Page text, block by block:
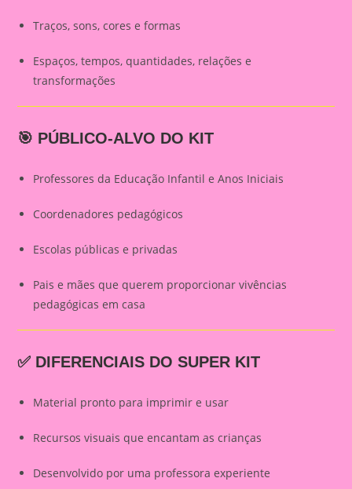
Traços, sons, cores e formas
Espaços, tempos, quantidades, relações e
transformações
🎯 PÚBLICO-ALVO DO KIT
Professores da Educação Infantil e Anos Iniciais
Coordenadores pedagógicos
Escolas públicas e privadas
Pais e mães que querem proporcionar vivências
pedagógicas em casa
✅ DIFERENCIAIS DO SUPER KIT
Material pronto para imprimir e usar
Recursos visuais que encantam as crianças
Desenvolvido por uma professora experiente